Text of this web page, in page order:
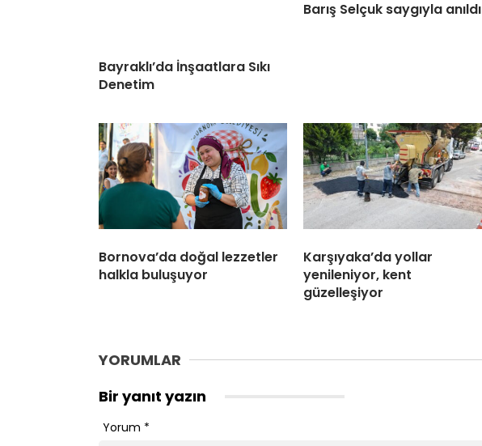
Bayraklı’da İnşaatlara Sıkı
Denetim
Barış Selçuk saygıyla anıldı
Bornova’da doğal lezzetler
halkla buluşuyor
Karşıyaka’da yollar
yenileniyor, kent
güzelleşiyor
YORUMLAR
Bir yanıt yazın
Yorum *